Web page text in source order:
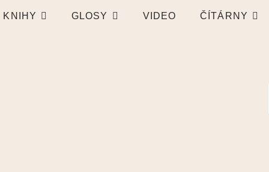
KNIHY GLOSY VIDEO ČÍTÁRNY